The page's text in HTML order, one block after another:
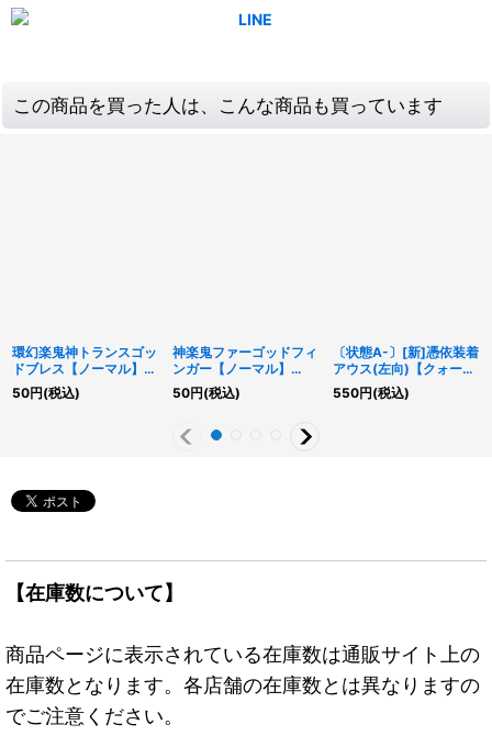
この商品を買った人は、こんな商品も買っています
環幻楽鬼神トランスゴッ
ドブレス【ノーマル】
{RD/AP01-JP057}
《RDフュージョン》
50円(税込)
神楽鬼ファーゴッドフィ
ンガー【ノーマル】
{RD/AP01-JP063}
《RDモンスター》
50円(税込)
〔状態A-〕[新]憑依装着
アウス(左向)【クォータ
ーセンチュリーシークレ
ット】{QCAC-JP043}
550円(税込)
【在庫数について】
商品ページに表示されている在庫数は通販サイト上の
在庫数となります。各店舗の在庫数とは異なりますの
でご注意ください。